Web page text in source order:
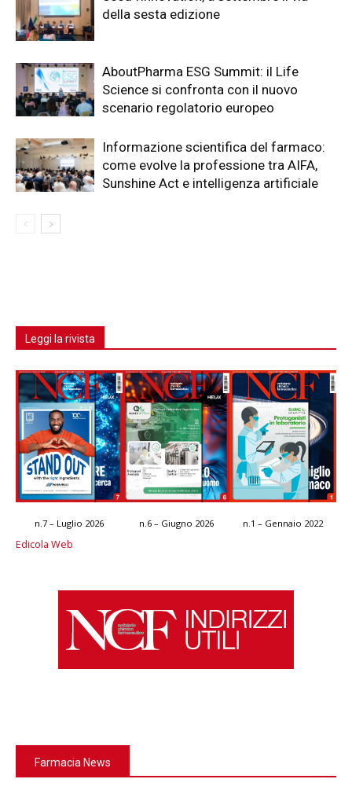
della sesta edizione
AboutPharma ESG Summit: il Life
Science si confronta con il nuovo
scenario regolatorio europeo
Informazione scientifica del farmaco:
come evolve la professione tra AIFA,
Sunshine Act e intelligenza artificiale
Leggi la rivista
n.7 – Luglio 2026 n.6 – Giugno 2026 n.1 – Gennaio 2022
Edicola Web
Farmacia News